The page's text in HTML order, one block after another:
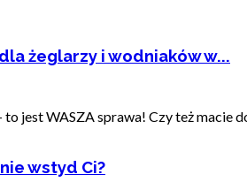
żeglarzy i wodniaków w...
WASZA sprawa! Czy też macie
wstyd Ci?